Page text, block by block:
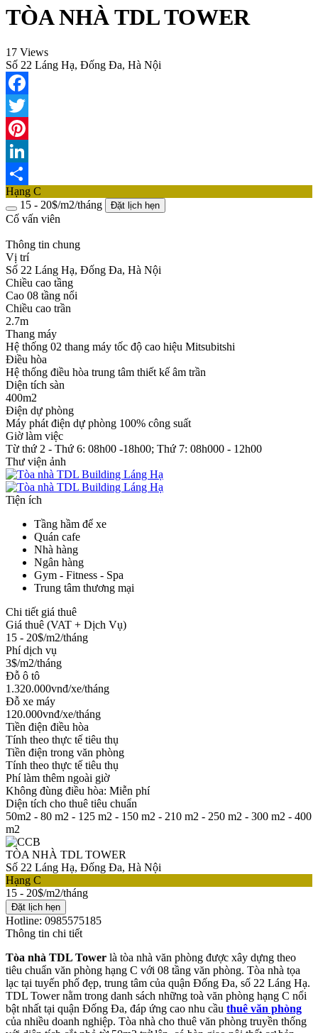
TÒA NHÀ TDL TOWER
17 Views
Số 22 Láng Hạ, Đống Đa, Hà Nội
Facebook
Twitter
Pinterest
LinkedIn
Share
Hạng C
15 - 20$/m2/tháng
Đặt lịch hẹn
Cố vấn viên
Thông tin chung
Vị trí
Số 22 Láng Hạ, Đống Đa, Hà Nội
Chiều cao tầng
Cao 08 tầng nổi
Chiều cao trần
2.7m
Thang máy
Hệ thống 02 thang máy tốc độ cao hiệu Mitsubitshi
Điều hòa
Hệ thống điều hòa trung tâm thiết kế âm trần
Diện tích sàn
400m2
Điện dự phòng
Máy phát điện dự phòng 100% công suất
Giờ làm việc
Từ thứ 2 - Thứ 6: 08h00 -18h00; Thứ 7: 08h000 - 12h00
Thư viện ảnh
Tiện ích
Tầng hầm để xe
Quán cafe
Nhà hàng
Ngân hàng
Gym - Fitness - Spa
Trung tâm thương mại
Chi tiết giá thuê
Giá thuê (VAT + Dịch Vụ)
15 - 20$/m2/tháng
Phí dịch vụ
3$/m2/tháng
Đỗ ô tô
1.320.000vnđ/xe/tháng
Đỗ xe máy
120.000vnđ/xe/tháng
Tiền điện điều hòa
Tính theo thực tế tiêu thụ
Tiền điện trong văn phòng
Tính theo thực tế tiêu thụ
Phí làm thêm ngoài giờ
Không đùng điều hòa: Miễn phí
Diện tích cho thuê tiêu chuẩn
50m2 - 80 m2 - 125 m2 - 150 m2 - 210 m2 - 250 m2 - 300 m2 - 400
m2
TÒA NHÀ TDL TOWER
Số 22 Láng Hạ, Đống Đa, Hà Nội
Hạng C
15 - 20$/m2/tháng
Đặt lịch hẹn
Hotline: 0985575185
Thông tin chi tiết
Tòa nhà TDL Tower là tòa nhà văn phòng được xây dựng theo
tiêu chuẩn văn phòng hạng C với 08 tầng văn phòng. Tòa nhà tọa
lạc tại tuyến phố đẹp, trung tâm của quận Đống Đa, số 22 Láng Hạ.
TDL Tower nằm trong danh sách những toà văn phòng hạng C nổi
bật nhất tại quận Đống Đa, đáp ứng cao nhu cầu thuê văn phòng
của nhiều doanh nghiệp. Tòa nhà cho thuê văn phòng truyền thống